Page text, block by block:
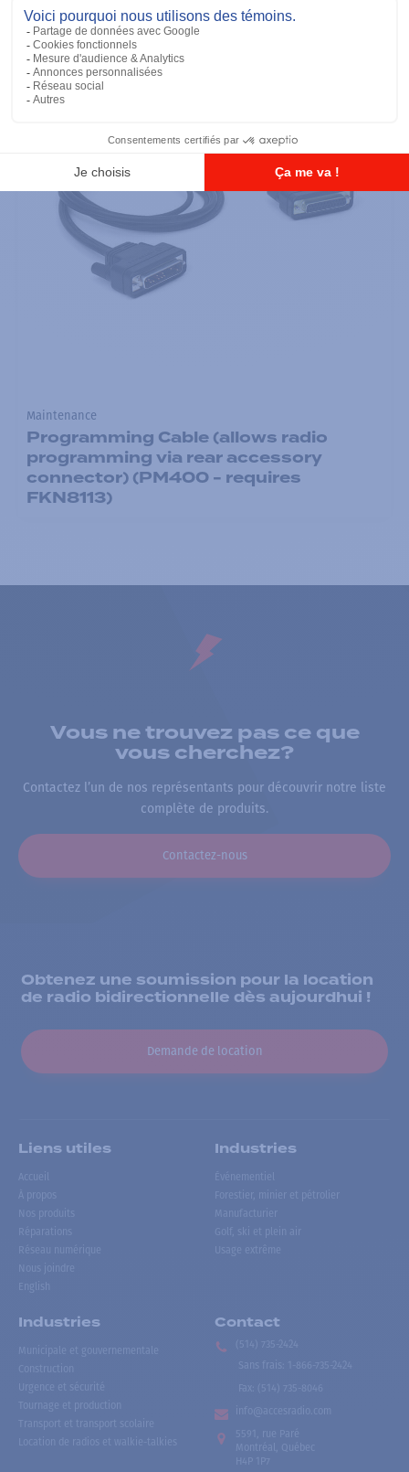
Maintenance
Programming Cable (allows radio
programming via rear accessory
connector) (PM400 - requires
FKN8113)
Vous ne trouvez pas ce que
vous cherchez?
Contactez l’un de nos représentants pour découvrir notre liste
complète de produits.
Contactez-nous
Obtenez une soumission pour la location
de radio bidirectionnelle dès aujourdhui !
Demande de location
Liens utiles
Accueil
À propos
Nos produits
Réparations
Réseau numérique
Nous joindre
English
Industries
Événementiel
Forestier, minier et pétrolier
Manufacturier
Golf, ski et plein air
Usage extrême
Industries
Municipale et gouvernementale
Construction
Urgence et sécurité
Tournage et production
Transport et transport scolaire
Location de radios et walkie-talkies
Contact
(514) 735-2424
Sans frais
1-866-735-2424
Fax:
(514) 735-8046
info@accesradio.com
5591, rue Paré
Montréal, Québec
H4P 1P7